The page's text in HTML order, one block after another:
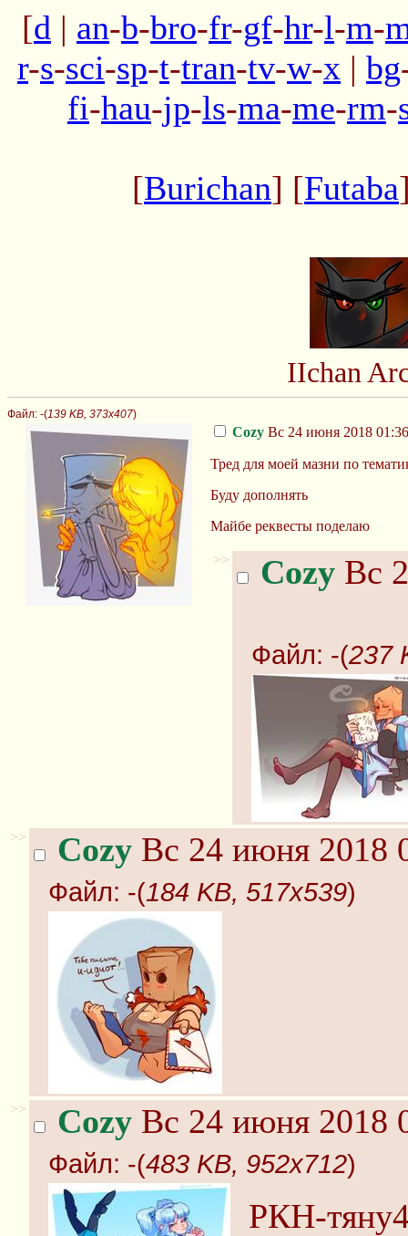
[d | an-b-bro-fr-gf-hr-l-m-
r-s-sci-sp-t-tran-tv-w-x | bg
fi-hau-jp-ls-ma-me-rm-
[Burichan] [Futaba
IIchan
Файл: -(139 KB, 373x407)
Cozy Вс 24 июня 2018
Тред для моей мазни по
Буду дополнять
Майбе реквесты поделаю
>> Cozy Вс
Файл: -(237
>> Cozy Вс 24 июня 2018
Файл: -(184 KB, 517x539)
>> Cozy Вс 24 июня 2018
Файл: -(483 KB, 952x712)
РКН-